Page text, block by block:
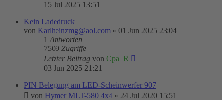
15 Jul 2025 13:51
Kein Ladedruck
von Karlheinzmg@aol.com » 01 Jun 2025 23:04
1 Antworten
7509 Zugriffe
Letzter Beitrag von Opa_R
03 Jun 2025 21:21
PIN Belegung am LED-Scheinwerfer 907
von Hymer MLT-580 4x4 » 24 Jul 2020 15:51